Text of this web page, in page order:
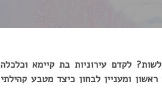
לקדם עירוניות בת קיימא וכלכלה
ומעניין לבחון כיצד מטבע קהילתי